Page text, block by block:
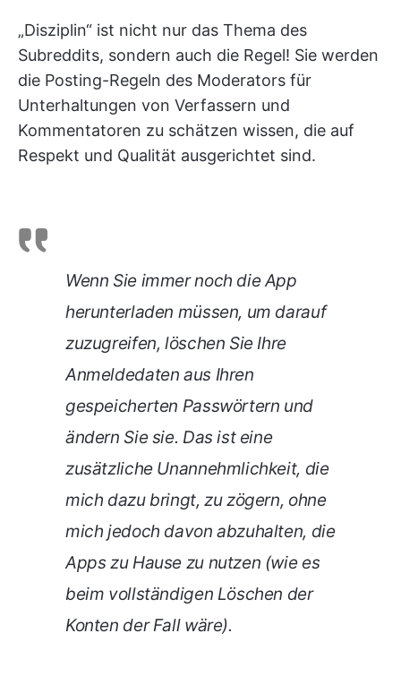
„Disziplin“ ist nicht nur das Thema des
Subreddits, sondern auch die Regel! Sie werden
die Posting-Regeln des Moderators für
Unterhaltungen von Verfassern und
Kommentatoren zu schätzen wissen, die auf
Respekt und Qualität ausgerichtet sind.
Wenn Sie immer noch die App
herunterladen müssen, um darauf
zuzugreifen, löschen Sie Ihre
Anmeldedaten aus Ihren
gespeicherten Passwörtern und
ändern Sie sie. Das ist eine
zusätzliche Unannehmlichkeit, die
mich dazu bringt, zu zögern, ohne
mich jedoch davon abzuhalten, die
Apps zu Hause zu nutzen (wie es
beim vollständigen Löschen der
Konten der Fall wäre).